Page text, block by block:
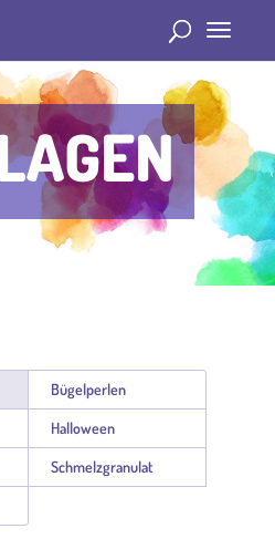
Bügelperlen
Halloween
Schmelzgranulat